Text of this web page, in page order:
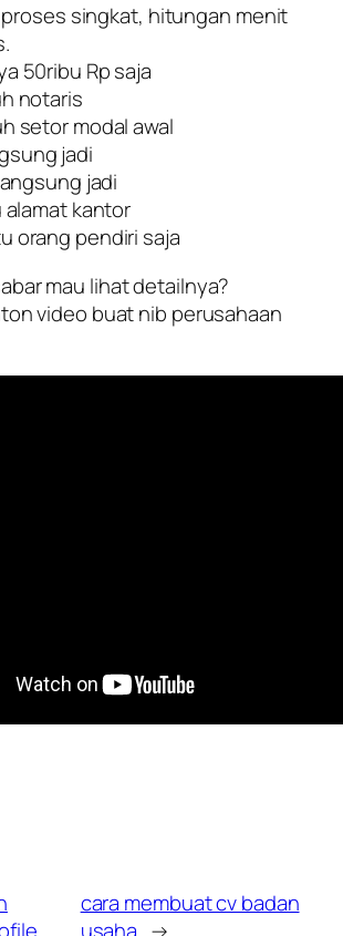
proses singkat, hitungan menit
50ribu Rp saja
notaris
setor modal awal
jadi
jadi
alamat kantor
orang pendiri saja
mau lihat detailnya?
video buat nib perusahaan
cara membuat cv badan